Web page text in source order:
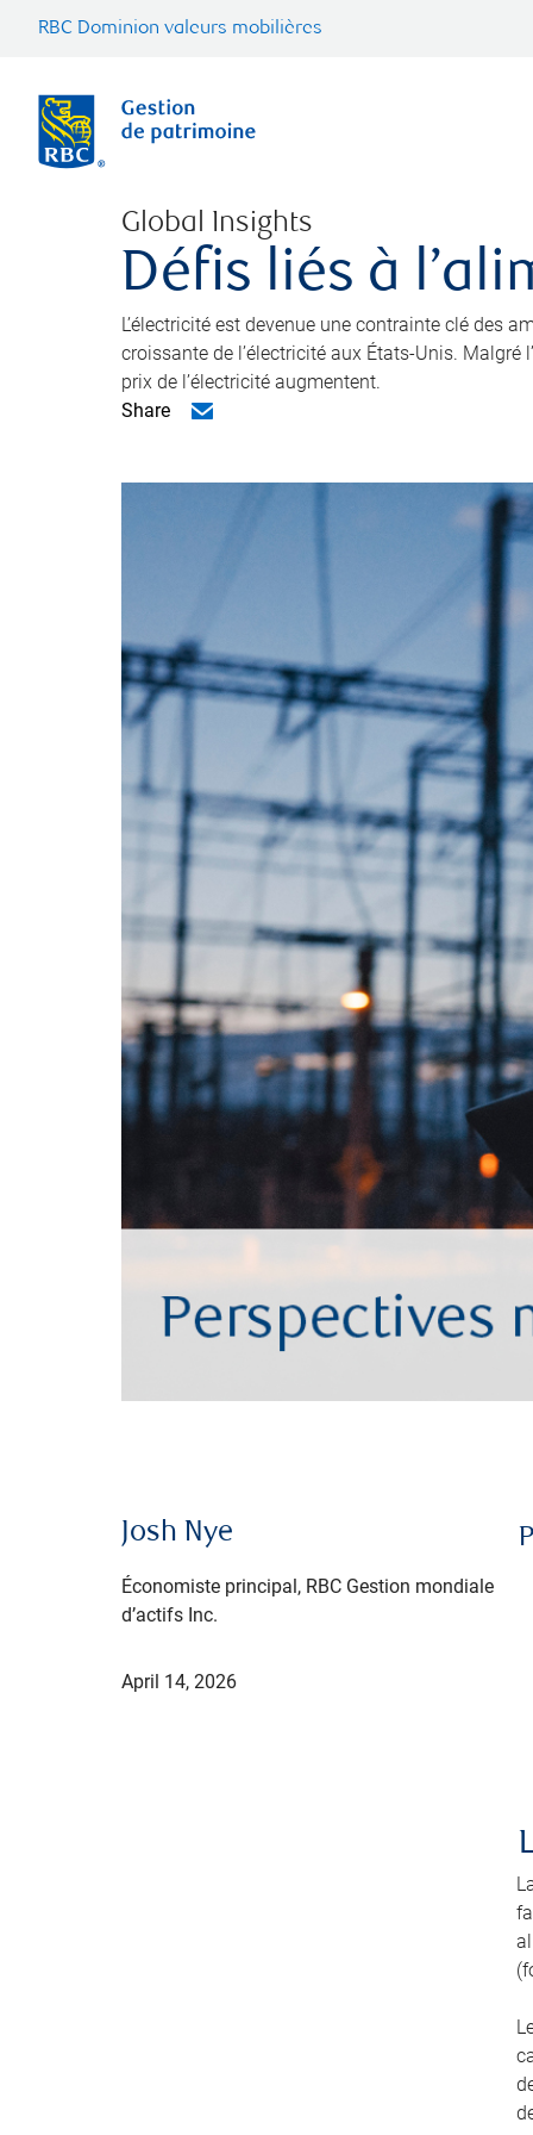
RBC Dominion valeurs mobilières
Global Insights
Défis liés à
L’électricité est devenue une contrainte clé des
croissante de l’électricité aux États-Unis.
prix de l’électricité augmentent.
Share
Josh Nye
Économiste principal, RBC Gestion mondiale
d’actifs Inc.
April 14, 2026